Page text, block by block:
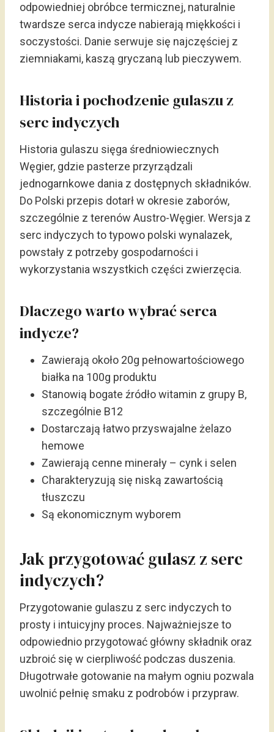
odpowiedniej obróbce termicznej, naturalnie
twardsze serca indycze nabierają miękkości i
soczystości. Danie serwuje się najczęściej z
ziemniakami, kaszą gryczaną lub pieczywem.
Historia i pochodzenie gulaszu z
serc indyczych
Historia gulaszu sięga średniowiecznych
Węgier, gdzie pasterze przyrządzali
jednogarnkowe dania z dostępnych składników.
Do Polski przepis dotarł w okresie zaborów,
szczególnie z terenów Austro-Węgier. Wersja z
serc indyczych to typowo polski wynalazek,
powstały z potrzeby gospodarności i
wykorzystania wszystkich części zwierzęcia.
Dlaczego warto wybrać serca
indycze?
Zawierają około 20g pełnowartościowego
białka na 100g produktu
Stanowią bogate źródło witamin z grupy B,
szczególnie B12
Dostarczają łatwo przyswajalne żelazo
hemowe
Zawierają cenne minerały – cynk i selen
Charakteryzują się niską zawartością
tłuszczu
Są ekonomicznym wyborem
Jak przygotować gulasz z serc
indyczych?
Przygotowanie gulaszu z serc indyczych to
prosty i intuicyjny proces. Najważniejsze to
odpowiednio przygotować główny składnik oraz
uzbroić się w cierpliwość podczas duszenia.
Długotrwałe gotowanie na małym ogniu pozwala
uwolnić pełnię smaku z podrobów i przypraw.